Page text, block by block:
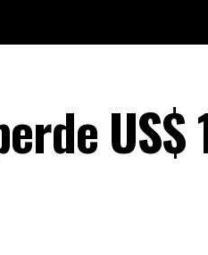
US$